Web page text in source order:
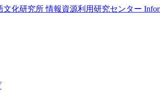
化研究所 情報資源利用研究センター